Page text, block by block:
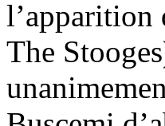
l’apparition
The